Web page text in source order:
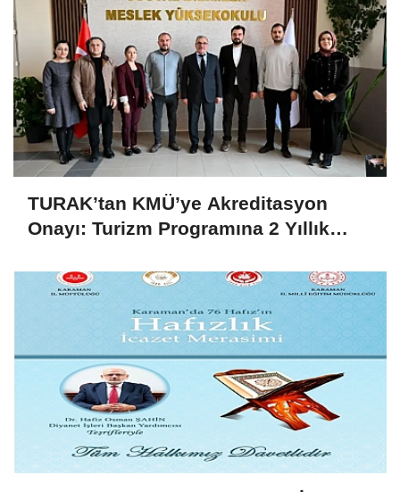
TURAK’tan KMÜ’ye Akreditasyon
Onayı: Turizm Programına 2 Yıllık